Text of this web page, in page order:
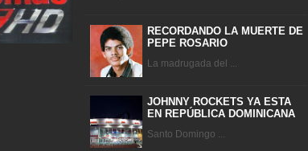
RECORDANDO LA MUERTE DE
PEPE ROSARIO
La madrugada del ...
JOHNNY ROCKETS YA ESTA
EN REPÚBLICA DOMINICANA
Santo Domingo ...